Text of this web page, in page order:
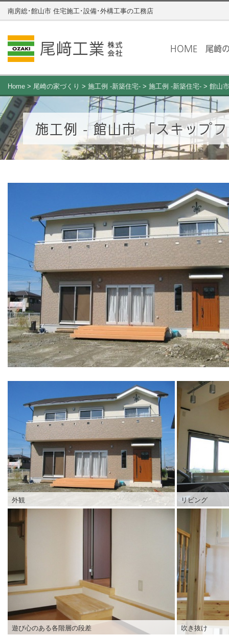
南房総･館山市 住宅施工･設備･外構工事の工務店
HOME 尾崎
Home > 尾崎の家づくり > 施工例 -新築住宅- > 施工例 -新築住宅- > 館山
施工例 - 館山市 「スキップ
外観 リビング
遊び心のある各階層の段差 吹き抜け